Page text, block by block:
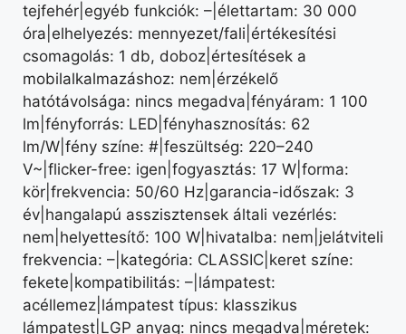
tejfehér|egyéb funkciók: –|élettartam: 30 000
óra|elhelyezés: mennyezet/fali|értékesítési
csomagolás: 1 db, doboz|értesítések a
mobilalkalmazáshoz: nem|érzékelő
hatótávolsága: nincs megadva|fényáram: 1 100
lm|fényforrás: LED|fényhasznosítás: 62
lm/W|fény színe: #|feszültség: 220–240
V~|flicker-free: igen|fogyasztás: 17 W|forma:
kör|frekvencia: 50/60 Hz|garancia-időszak: 3
év|hangalapú asszisztensek általi vezérlés:
nem|helyettesítő: 100 W|hivatalba: nem|jelátviteli
frekvencia: –|kategória: CLASSIC|keret színe:
fekete|kompatibilitás: –|lámpatest:
acéllemez|lámpatest típus: klasszikus
lámpatest|LGP anyag: nincs megadva|méretek: